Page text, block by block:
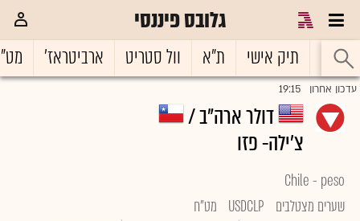
גלובס פיננסי
ראשי תיק אישי ת"א וול סטריט ארביטראז'
עדכון אחרון 19:15
דולר ארה"ב /
צ'ילה- פזו
Chile - peso
שערים מצטלבים
USDCLP
מט"ח